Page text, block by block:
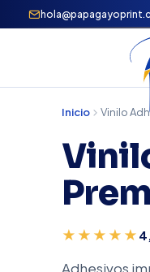
hola@papagayoprint.cl
Inicio Vinilo
★★★★★
Adhesivos